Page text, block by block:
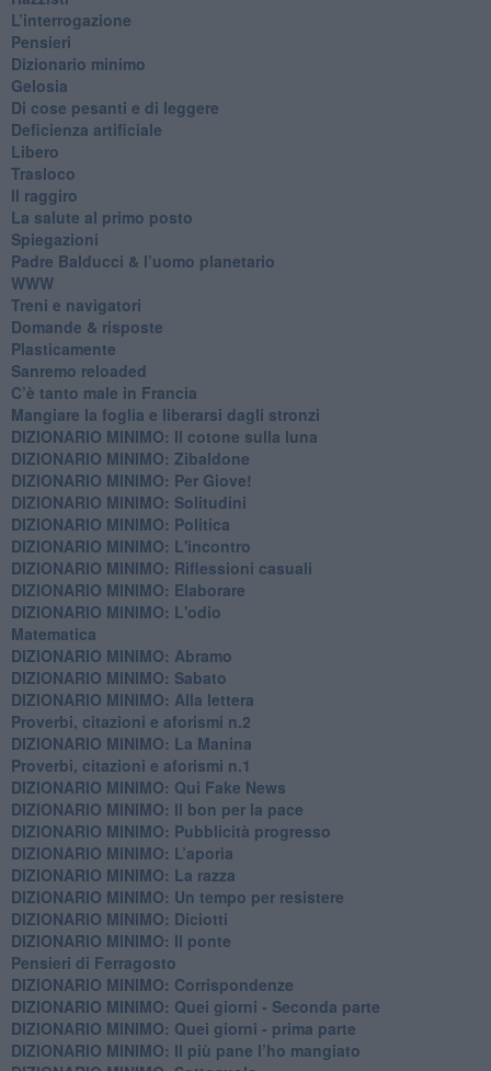
​L’interrogazione
Pensieri
​Dizionario minimo
Gelosia
Di cose pesanti e di leggere
​Deficienza artificiale
Libero
Trasloco
Il raggiro
​La salute al primo posto
Spiegazioni
Padre Balducci & l’uomo planetario
WWW
​Treni e navigatori
​Domande & risposte
​Plasticamente
Sanremo reloaded
C’è tanto male in Francia
​Mangiare la foglia e liberarsi dagli stronzi
DIZIONARIO MINIMO: Il cotone sulla luna
DIZIONARIO MINIMO: Zibaldone
DIZIONARIO MINIMO: Per Giove!
DIZIONARIO MINIMO: Solitudini
DIZIONARIO MINIMO: Politica
DIZIONARIO MINIMO: L'incontro
DIZIONARIO MINIMO: Riflessioni casuali
DIZIONARIO MINIMO: Elaborare
DIZIONARIO MINIMO: L'odio
​Matematica
DIZIONARIO MINIMO: Abramo
DIZIONARIO MINIMO: Sabato
​DIZIONARIO MINIMO: Alla lettera
Proverbi, citazioni e aforismi n.2
DIZIONARIO MINIMO: La Manina
​Proverbi, citazioni e aforismi n.1
DIZIONARIO MINIMO: Qui Fake News
DIZIONARIO MINIMO: ​Il bon per la pace
DIZIONARIO MINIMO: Pubblicità progresso
DIZIONARIO MINIMO: L’aporìa
DIZIONARIO MINIMO: La razza
DIZIONARIO MINIMO: Un tempo per resistere
DIZIONARIO MINIMO: Diciotti
DIZIONARIO MINIMO: Il ponte
Pensieri di Ferragosto
DIZIONARIO MINIMO: Corrispondenze
DIZIONARIO MINIMO: Quei giorni - Seconda parte
DIZIONARIO MINIMO: Quei giorni - prima parte
DIZIONARIO MINIMO: Il più pane l’ho mangiato